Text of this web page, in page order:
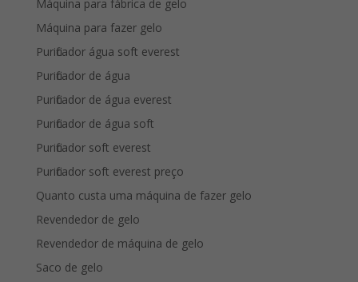
Máquina para fábrica de gelo
Máquina para fazer gelo
Purificador água soft everest
Purificador de água
Purificador de água everest
Purificador de água soft
Purificador soft everest
Purificador soft everest preço
Quanto custa uma máquina de fazer gelo
Revendedor de gelo
Revendedor de máquina de gelo
Saco de gelo